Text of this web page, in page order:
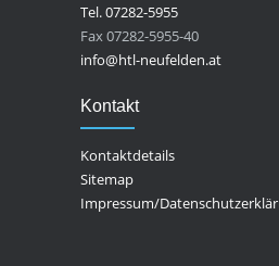
Tel. 07282-5955
Fax 07282-5955-40
info@htl-neufelden.at
Kontakt
Kontaktdetails
Sitemap
Impressum/